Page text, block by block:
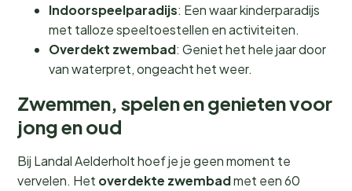
Indoorspeelparadijs: Een waar kinderparadijs
met talloze speeltoestellen en activiteiten.
Overdekt zwembad: Geniet het hele jaar door
van waterpret, ongeacht het weer.
Zwemmen, spelen en genieten voor
jong en oud
Bij Landal Aelderholt hoef je je geen moment te
vervelen. Het overdekte zwembadmet een 60